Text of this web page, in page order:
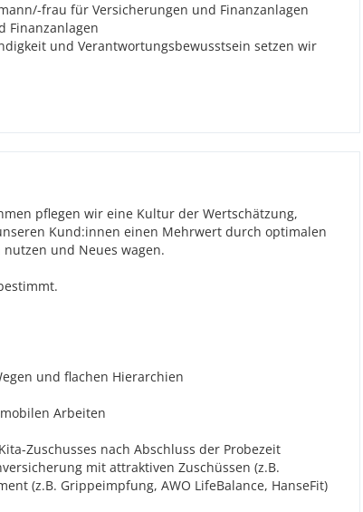
frau für Versicherungen und Finanzanlagen
Finanzanlagen
und Verantwortungsbewusstsein setzen wir
pflegen wir eine Kultur der Wertschätzung,
Kund:innen einen Mehrwert durch optimalen
und Neues wagen.
und flachen Hierarchien
Arbeiten
Zuschusses nach Abschluss der Probezeit
mit attraktiven Zuschüssen (z.B.
(z.B. Grippeimpfung, AWO LifeBalance, HanseFit)